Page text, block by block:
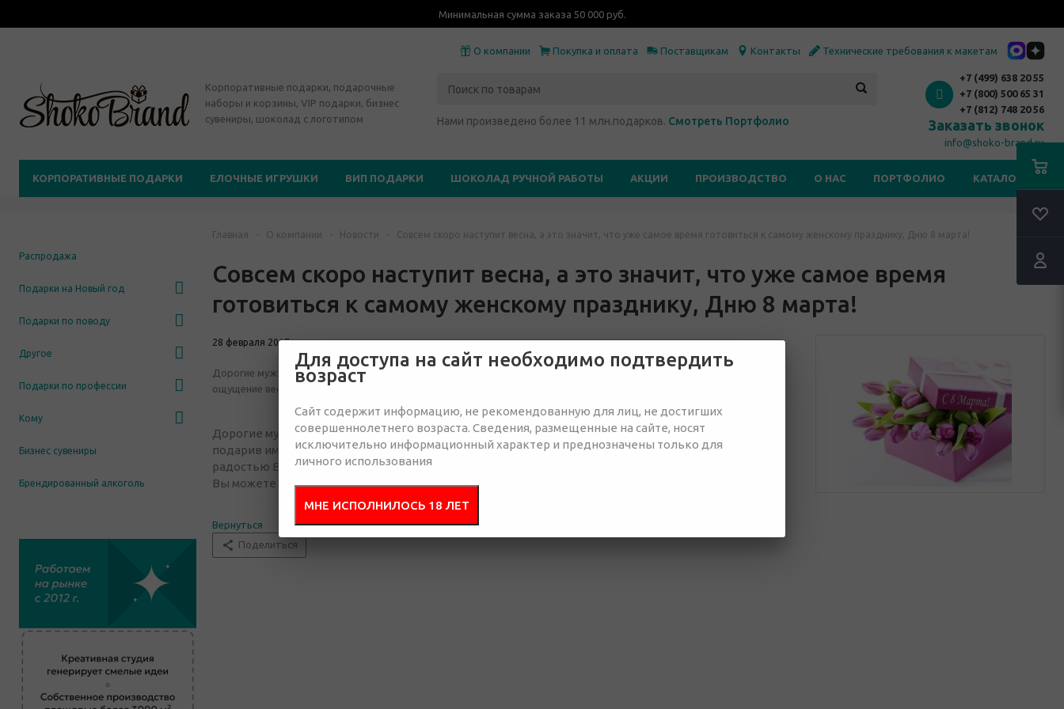
Минимальная сумма заказа 50 000 руб.
О компании Покупка и оплата Поставщикам Контакты Технические требования к макетам
Корпоративные подарки, подарочные
наборы и корзины, VIP подарки, бизнес
сувениры, шоколад с логотипом
Нами произведено более 11 млн.подарков. Смотреть Портфолио
+7 (499) 638 20 55
+7 (800) 500 65 31
+7 (812) 748 20 56
Заказать звонок
info@shoko-brand.ru
КОРПОРАТИВНЫЕ ПОДАРКИ ЕЛОЧНЫЕ ИГРУШКИ ВИП ПОДАРКИ ШОКОЛАД РУЧНОЙ РАБОТЫ АКЦИИ ПРОИЗВОДСТВО О НАС ПОРТФОЛИО КАТАЛОГИ
Распродажа
Подарки на Новый год
Подарки по поводу
Другое
Подарки по профессии
Кому
Бизнес сувениры
Брендированный алкоголь
Главная - О компании - Новости - Совсем скоро наступит весна, а это значит, что уже самое время готовиться к самому женскому празднику, Дню 8 марта!
Совсем скоро наступит весна, а это значит, что уже самое время
готовиться к самому женскому празднику, Дню 8 марта!
RSS
28 февраля 2017
Дорогие мужчины, 8 марта - это великолепный повод порадовать своих коллег прекрасного пола, подарив им
ощущение весеннего волшебства и их собственной неотразимости.
Дорогие мужчины, 8 марта - это великолепный повод порадовать своих коллег прекрасного пола,
подарив им ощущение весеннего волшебства и их собственной неотразимости. Наша компания, с
радостью Вам в этом поможет! Ведь именно у нас в каталоге корпоративных
Вы можете найти уже готовые варианты незабываемых подарков для своих коллег.
Вернуться
Поделиться
Для доступа на сайт необходимо подтвердить
возраст
Сайт содержит информацию, не рекомендованную для лиц, не достигших
совершеннолетнего возраста. Сведения, размещенные на сайте, носят
исключительно информационный характер и преднозначены только для
личного использования
МНЕ ИСПОЛНИЛОСЬ 18 ЛЕТ